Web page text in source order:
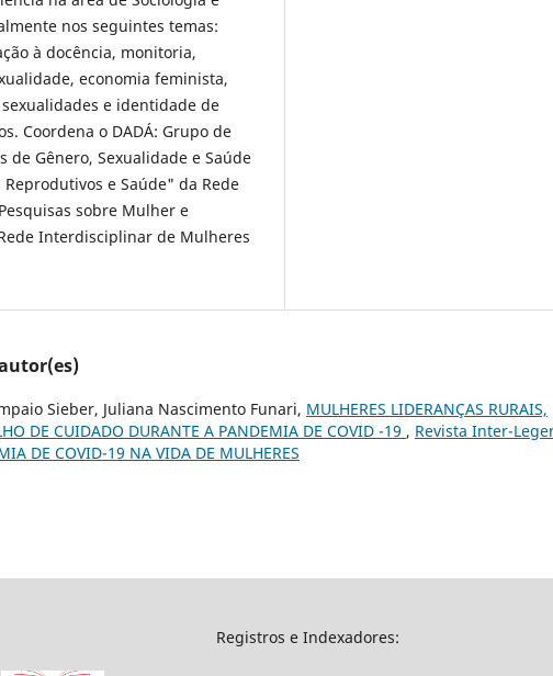
nos seguintes temas:
à docência, monitoria,
economia feminista,
e identidade de
Coordena o DADÁ: Grupo de
de Gênero, Sexualidade e Saúde
e Saúde" da Rede
sobre Mulher e
Interdisciplinar de Mulheres
Sieber, Juliana Nascimento Funari, MULHERES LIDERANÇAS RURAIS,
DE CUIDADO DURANTE A PANDEMIA DE COVID -19 , Revista Inter-
DE COVID-19 NA VIDA DE MULHERES
Registros e Indexadores: